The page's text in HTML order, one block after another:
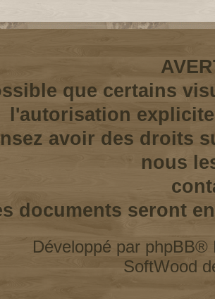
que certains
l'autorisation
avoir des droits
nous
documents seront
Développé par phpBB®
SoftWood